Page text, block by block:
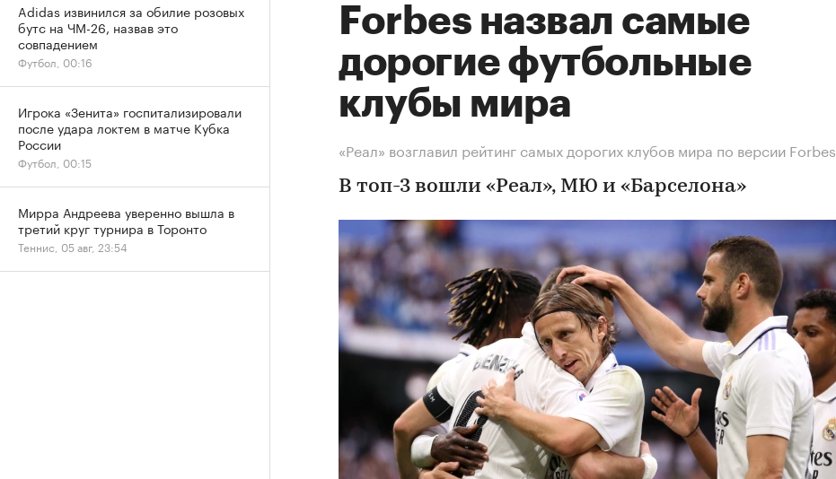
Forbes назвал самые
дорогие футбольные
клубы мира
«Реал» возглавил рейтинг самых дорогих клубов мира по версии Forbes
В топ-3 вошли «Реал», МЮ и «Барселона»
Adidas извинился за обилие розовых
бутс на ЧМ-26, назвав это
совпадением
Футбол, 00:16
Игрока «Зенита» госпитализировали
после удара локтем в матче Кубка
России
Футбол, 00:15
Мирра Андреева уверенно вышла в
третий круг турнира в Торонто
Теннис, 05 авг, 23:54